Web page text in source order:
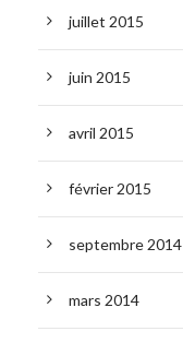
juillet 2015
juin 2015
avril 2015
février 2015
septembre 2014
mars 2014